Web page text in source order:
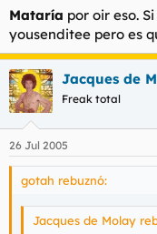
Mataría por oir eso.
yousenditee pero es
Jacques de
Freak total
26 Jul 2005
gotah rebuznó:
Jacques de Molay